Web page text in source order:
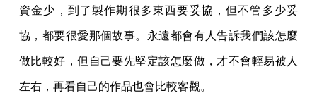
資金少，到了製作期很多東西要妥協，但不管多少妥
協，都要很愛那個故事。永遠都會有人告訴我們該怎麼
做比較好，但自己要先堅定該怎麼做，才不會輕易被人
左右，再看自己的作品也會比較客觀。